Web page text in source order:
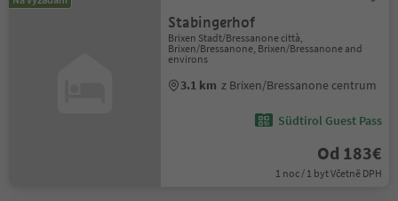
Stabingerhof
Brixen Stadt/Bressanone città,
Brixen/Bressanone, Brixen/Bressanone and
environs
3.1 km z Brixen/Bressanone centrum
Südtirol Guest Pass
Od 183€
1 noc / 1 byt Včetně DPH